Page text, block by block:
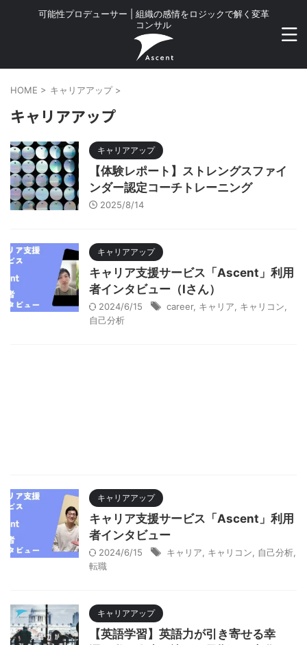
可能性プロデューサー | 組織の感情をロジックで解く変革
コンサル
HOME > キャリアアップ >
キャリアアップ
キャリアアップ
【体験レポート】ストレングスファイ
ンダー認定コーチトレーニング
2025/8/14
キャリアアップ
キャリア支援サービス「Ascent」利用
者インタビュー（Iさん）
2024/6/15 career, キャリア キャリコン
自己分析
キャリアアップ
キャリア支援サービス「Ascent」利用
者インタビュー
2024/6/15 キャリア キャリコン 自己分析
転職
キャリアアップ
【英語学習】英語力が引き寄せる幸